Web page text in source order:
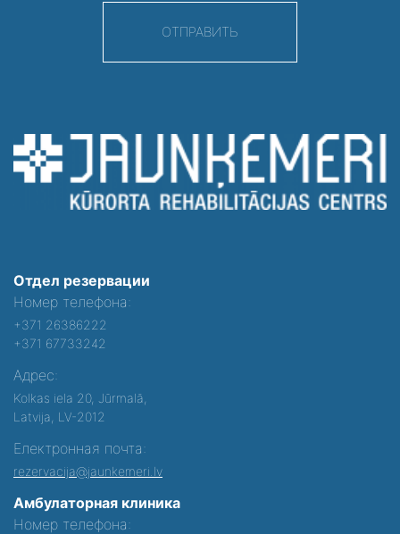
ОТПРАВИТЬ
Отдел резервации
Номер телефона:
+371 26386222
+371 67733242
Адрес:
Kolkas iela 20, Jūrmalā,
Latvija, LV-2012
Електронная почта:
rezervacija@jaunkemeri.lv
Амбулаторная клиника
Номер телефона: